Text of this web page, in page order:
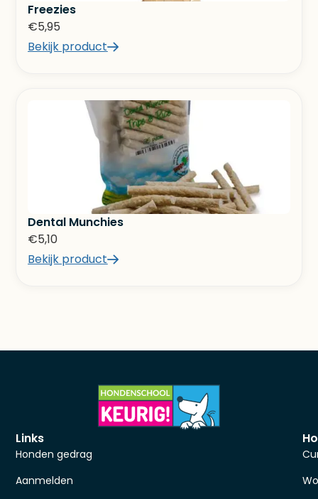
Freezies
€5,95
Bekijk product
Dental Munchies
€5,10
Bekijk product
Links
Honden gedrag
Aanmelden